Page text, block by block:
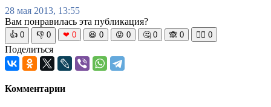
28 мая 2013, 13:55
Вам понравилась эта публикация?
👍 0 👎 0 ❤ 0 😆 0 😡 0 🤔 0 🙈 0 🧘‍♀️ 0
Поделиться
Комментарии